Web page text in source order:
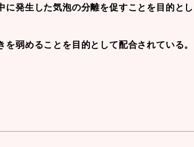
発生した気泡の分離を促すことを目的とし
弱めることを目的として配合されている。